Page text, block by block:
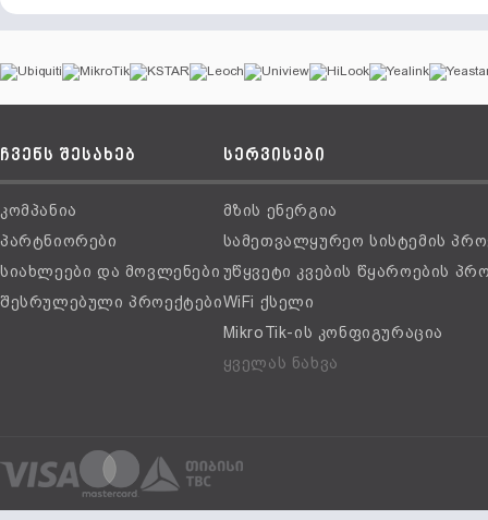
ჩვენს შესახებ
კომპანია
პარტნიორები
სიახლეები და მოვლენები
შესრულებული პროექტები
სერვისები
მზის ენერგია
სამეთვალყურეო სისტემის
უწყვეტი კვების წყაროების
WiFi ქსელი
MikroTik-ის კონფიგურაცია
ყველას ნახვა